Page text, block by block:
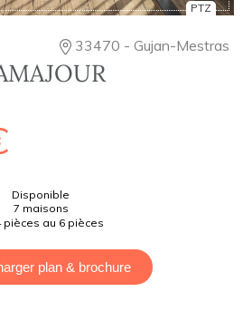
PTZ
33470 - Gujan-Mestras
Disponible
7 maisons
pièces au 6 pièces
plan & brochure